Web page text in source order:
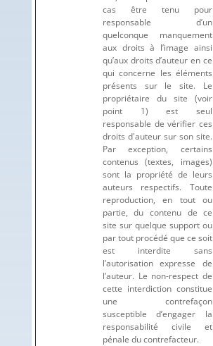
cas être tenu pour
responsable d’un
quelconque manquement
aux droits à l’image ainsi
qu’aux droits d’auteur en ce
qui concerne les éléments
présents sur le site. Le
propriétaire du site (voir
point 1) est seul
responsable de vérifier ces
droits d'auteur sur son site.
Par exception, certains
contenus (textes, images)
sont la propriété de leurs
auteurs respectifs. Toute
reproduction, en tout ou
partie, du contenu de ce
site sur quelque support ou
par tout procédé que ce soit
est interdite sans
l’autorisation expresse de
l’auteur. Le non-respect de
cette interdiction constitue
une contrefaçon
susceptible d’engager la
responsabilité civile et
pénale du contrefacteur.